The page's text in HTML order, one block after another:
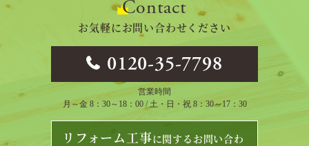
Contact
お気軽にお問い合わせください
0120-35-7798
営業時間
月～金 8：30～18：00 / 土・日・祝 8：30～17：30
リフォーム工事に関するお問い合わ